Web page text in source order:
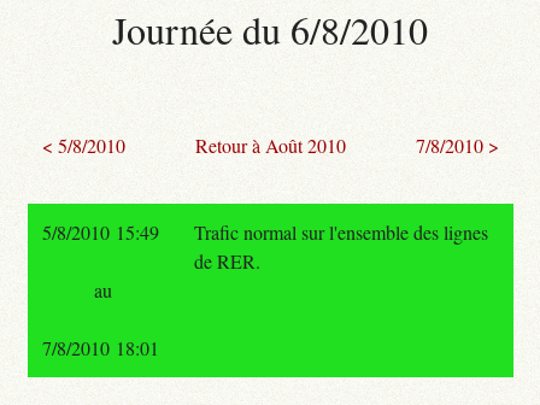
Journée du 6/8/2010
< 5/8/2010 Retour à Août 2010 7/8/2010 >
5/8/2010 15:49
Trafic normal sur l'ensemble des lignes
de RER.
au
7/8/2010 18:01